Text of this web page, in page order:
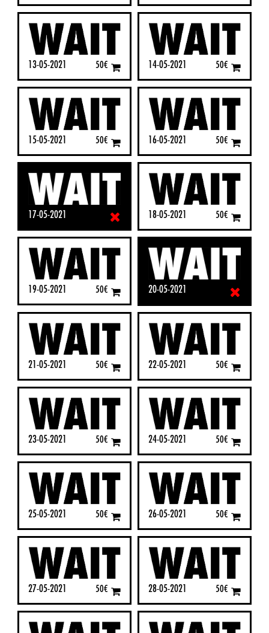
13-05-2021 50€ 14-05-2021 50€
15-05-2021 50€ 16-05-2021 50€
17-05-2021 18-05-2021 50€
19-05-2021 50€ 20-05-2021
21-05-2021 50€ 22-05-2021 50€
23-05-2021 50€ 24-05-2021 50€
25-05-2021 50€ 26-05-2021 50€
27-05-2021 50€ 28-05-2021 50€